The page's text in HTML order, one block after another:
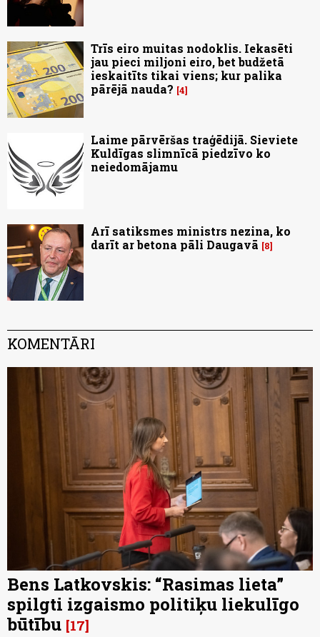
Trīs eiro muitas nodoklis. Iekasēti
jau pieci miljoni eiro, bet budžetā
ieskaitīts tikai viens; kur palika
pārējā nauda? 4
Laime pārvēršas traģēdijā. Sieviete
Kuldīgas slimnīcā piedzīvo ko
neiedomājamu
Arī satiksmes ministrs nezina, ko
darīt ar betona pāli Daugavā
8
KOMENTĀRI
Bens Latkovskis: “Rasimas lieta”
spilgti izgaismo politiķu liekulīgo
būtību 17